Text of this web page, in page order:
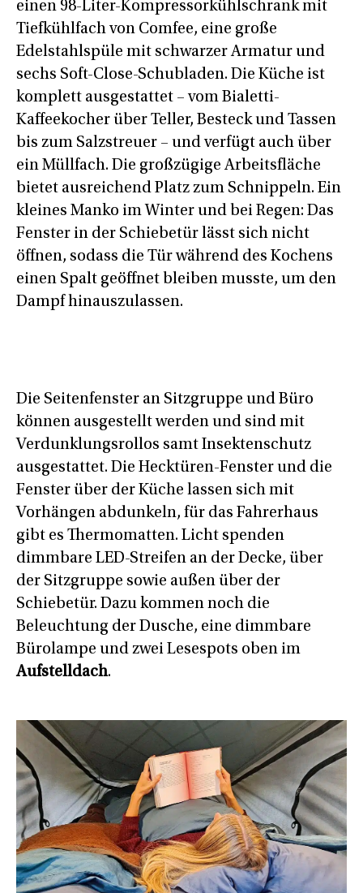
einen 98-Liter-Kompressorkühlschrank mit
Tiefkühlfach von Comfee, eine große
Edelstahlspüle mit schwarzer Armatur und
sechs Soft-Close-Schubladen. Die Küche ist
komplett ausgestattet – vom Bialetti-
Kaffeekocher über Teller, Besteck und Tassen
bis zum Salzstreuer – und verfügt auch über
ein Müllfach. Die großzügige Arbeitsfläche
bietet ausreichend Platz zum Schnippeln. Ein
kleines Manko im Winter und bei Regen: Das
Fenster in der Schiebetür lässt sich nicht
öffnen, sodass die Tür während des Kochens
einen Spalt geöffnet bleiben musste, um den
Dampf hinauszulassen.
Die Seitenfenster an Sitzgruppe und Büro
können ausgestellt werden und sind mit
Verdunklungsrollos samt Insektenschutz
ausgestattet. Die Hecktüren-Fenster und die
Fenster über der Küche lassen sich mit
Vorhängen abdunkeln, für das Fahrerhaus
gibt es Thermomatten. Licht spenden
dimmbare LED-Streifen an der Decke, über
der Sitzgruppe sowie außen über der
Schiebetür. Dazu kommen noch die
Beleuchtung der Dusche, eine dimmbare
Bürolampe und zwei Lesespots oben im
Aufstelldach.